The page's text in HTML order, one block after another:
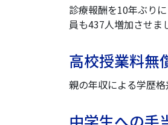
診療報酬を10年ぶり
員も437人増加させま
高校授業料無
親の年収による学歴